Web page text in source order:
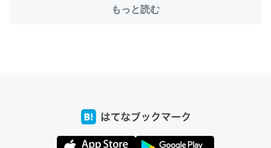
コミュニケーションが劇的に変化した｜tayorini by LIFULL介護
もっと読む